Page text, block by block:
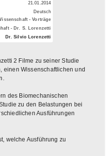
21.01.2014
Deutsch
- Vorträge
- Dr. S. Lorenzetti
Dr. Silvio Lorenzetti
2 Filme zu seiner Studie
einen Wissenschaftlichen und
des Biomechanischen
zu den Belastungen bei
Ausführungen
welche Ausführung zu